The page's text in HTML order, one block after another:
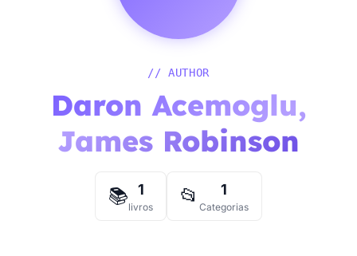
// AUTHOR
Daron Acemoglu,
James Robinson
📚 1
livros 📂 1
Categorias